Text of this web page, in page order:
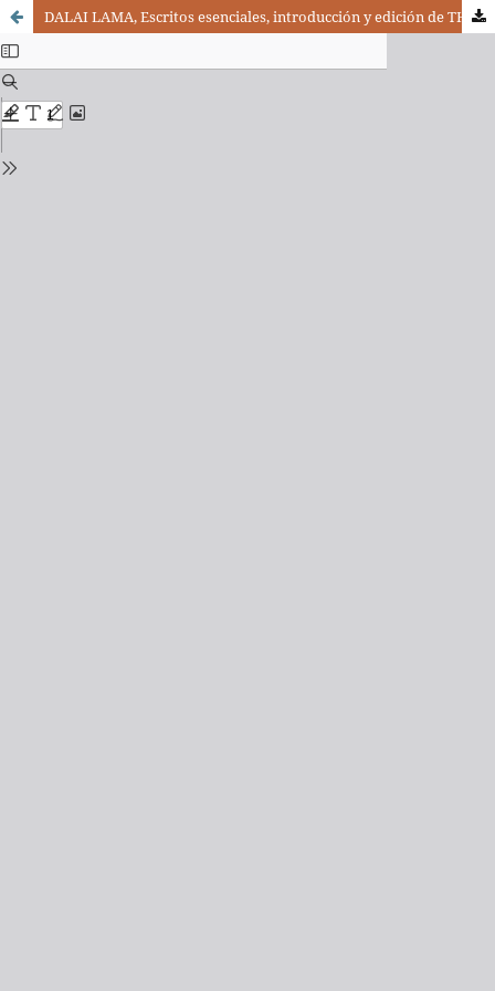
DALAI LAMA, Escritos esenciales, introducción y edición de THOMAS A. FORSTHOEFEL, Santander: Sal Terrae, 2009, 191 pp.